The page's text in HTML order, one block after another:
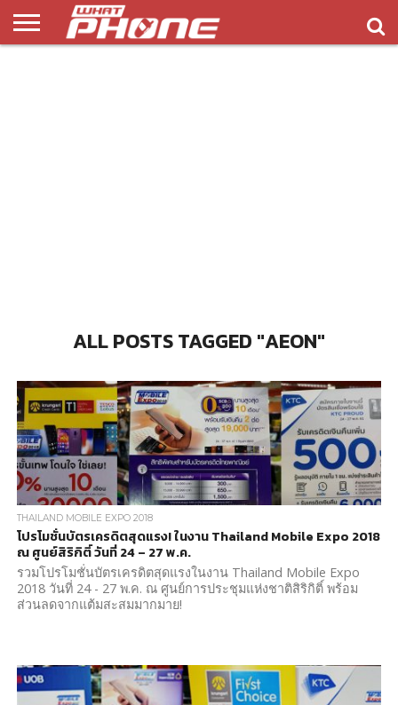
ALL POSTS TAGGED "AEON"
THAILAND MOBILE EXPO 2018
โปรโมชั่นบัตรเครดิตสุดแรง! ในงาน Thailand Mobile Expo 2018
ณ ศูนย์สิริกิติ์ วันที่ 24 – 27 พ.ค.
รวมโปรโมชั่นบัตรเครดิตสุดแรงในงาน Thailand Mobile Expo
2018 วันที่ 24 - 27 พ.ค. ณ ศูนย์การประชุมแห่งชาติสิริกิติ์ พร้อม
ส่วนลดจากแต้มสะสมมากมาย!